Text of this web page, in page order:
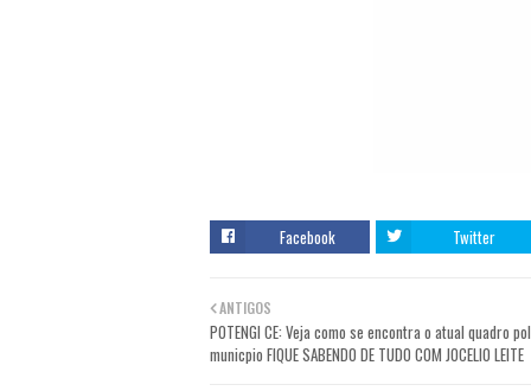
Facebook Twitter
ANTIGOS
POTENGI CE: Veja como se encontra o atual quadro
municpio FIQUE SABENDO DE TUDO COM JOCELIO LEITE